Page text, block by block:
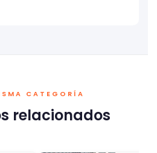
CATEGORÍA
relacionados